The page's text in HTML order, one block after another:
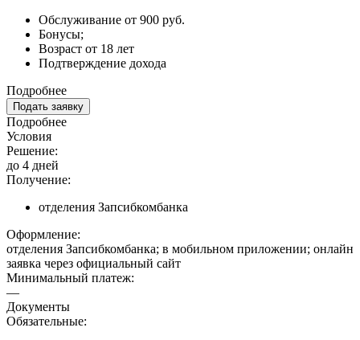
Обслуживание от 900 руб.
Бонусы;
Возраст от 18 лет
Подтверждение дохода
Подробнее
Подать заявку
Подробнее
Условия
Решение:
до 4 дней
Получение:
отделения Запсибкомбанка
Оформление:
отделения Запсибкомбанка; в мобильном приложении; онлайн
заявка через официальный сайт
Минимальный платеж:
—
Документы
Обязательные: